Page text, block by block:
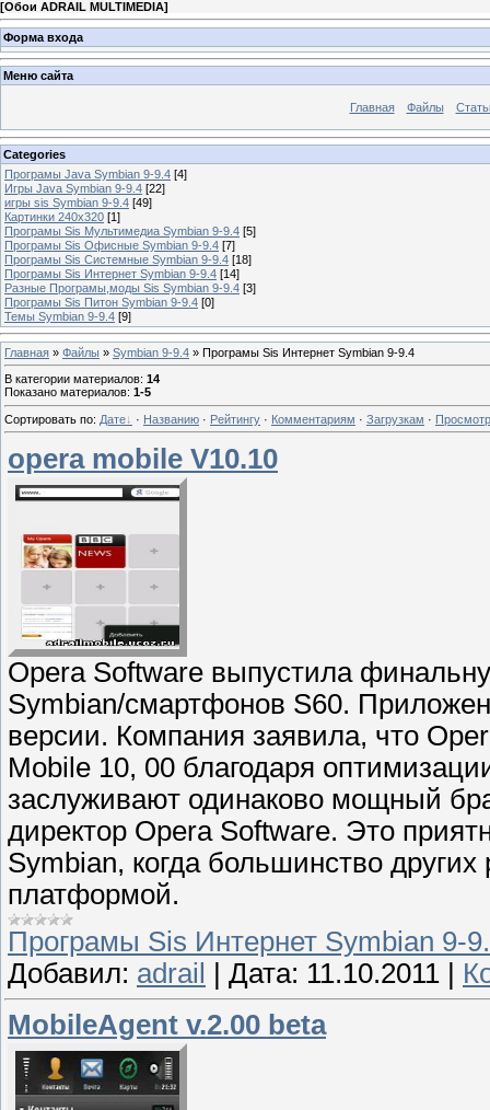
[Обои ADRAIL MULTIMEDIA]
Форма входа
Меню сайта
Главная Файлы
Categories
Програмы Java Symbian 9-9.4 [4]
Игры Java Symbian 9-9.4 [22]
игры sis Symbian 9-9.4 [49]
Картинки 240x320 [1]
Програмы Sis Мультимедиа Symbian 9-9.4 [5]
Програмы Sis Офисные Symbian 9-9.4 [7]
Програмы Sis Системные Symbian 9-9.4 [18]
Програмы Sis Интернет Symbian 9-9.4 [14]
Разные Програмы,моды Sis Symbian 9-9.4 [3]
Програмы Sis Питон Symbian 9-9.4 [0]
Темы Symbian 9-9.4 [9]
Главная » Файлы » Symbian 9-9.4 » Програмы Sis Интернет Symbian 9-9.4
В категории материалов: 14
Показано материалов: 1-5
Сортировать по: Дате · Названию · Рейтингу · Комментариям · Загрузкам ·
opera mobile V10.10
Opera Software выпустила
Symbian/смартфонов S60.
версии. Компания заявила, что
Mobile 10, 00 благодаря
заслуживают одинаково мощный
директор Opera Software. Это
Symbian, когда большинство
платформой.
Програмы Sis Интернет Symbian 9-
Добавил: adrail | Дата: 11.10.2011 |
MobileAgent v.2.00 beta